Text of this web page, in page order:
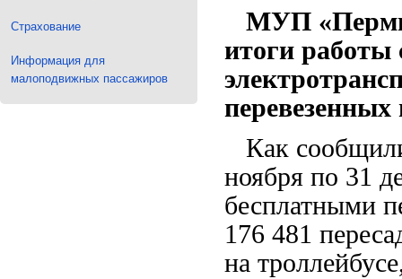
Страхование
Информация для
малоподвижных пассажиров
МУП
итоги работы
перевезенных
Как
ноября по 31
бесплатными
176 481
на